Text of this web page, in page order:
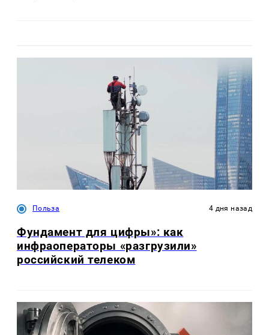
Польза 4 дня назад
Фундамент для цифры»: как
инфраоператоры «разгрузили»
российский телеком